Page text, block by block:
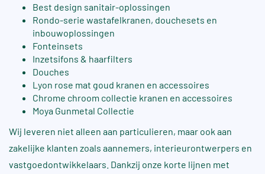
Best design sanitair-oplossingen
Rondo-serie wastafelkranen, douchesets en
inbouwoplossingen
Fonteinsets
Inzetsifons & haarfilters
Douches
Lyon rose mat goud kranen en accessoires
Chrome chroom collectie kranen en accessoires
Moya Gunmetal Collectie
Wij leveren niet alleen aan particulieren, maar ook aan
zakelijke klanten zoals aannemers, interieurontwerpers en
vastgoedontwikkelaars. Dankzij onze korte lijnen met